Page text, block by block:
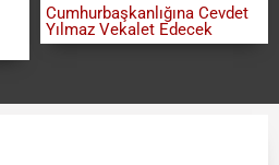
Cumhurbaşkanlığına Cevdet
Yılmaz Vekalet Edecek